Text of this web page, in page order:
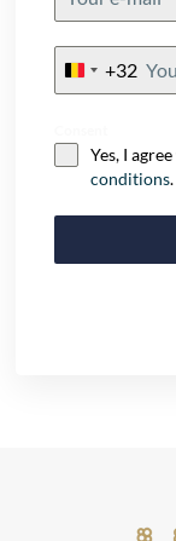
Belgium
+32
Yes, I
conditions.